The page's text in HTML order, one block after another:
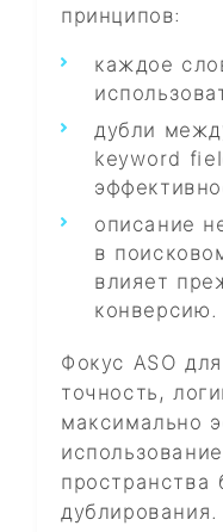
принципов:
каждое
дубли
keyword
описание
в
влияет
конверсию.
Фокус ASO
точность,
максимально
пространства
дублирования.